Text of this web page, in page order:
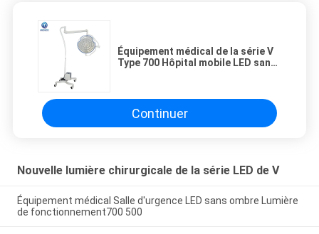
Équipement médical de la série V
Type 700 Hôpital mobile LED sans
Continuer
Nouvelle lumière chirurgicale de la série LED de V
Équipement médical Salle d'urgence LED sans ombre Lumière
de fonctionnement700 500